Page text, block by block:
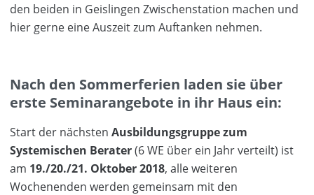
den beiden in Geislingen Zwischenstation machen und
hier gerne eine Auszeit zum Auftanken nehmen.
Nach den Sommerferien laden sie über
erste Seminarangebote in ihr Haus ein:
Start der nächsten Ausbildungsgruppe zum
Systemischen Berater(6 WE über ein Jahr verteilt) ist
am 19./20./21. Oktober 2018, alle weiteren
Wochenenden werden gemeinsam mit den